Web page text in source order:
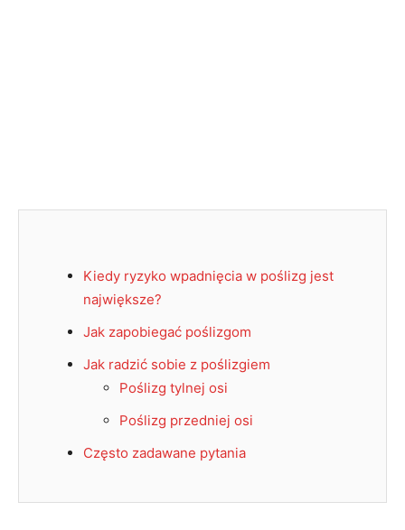
Kiedy ryzyko wpadnięcia w poślizg jest
największe?
Jak zapobiegać poślizgom
Jak radzić sobie z poślizgiem
Poślizg tylnej osi
Poślizg przedniej osi
Często zadawane pytania